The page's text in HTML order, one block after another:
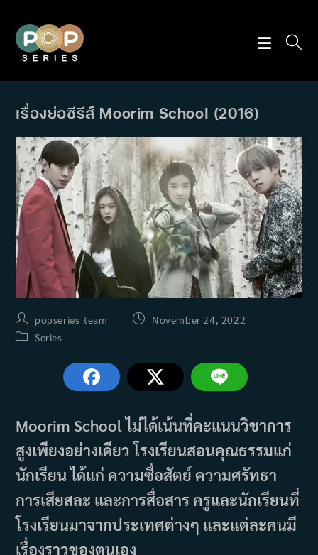
content
เรื่องย่อซีรีส์ Moorim School (2016)
Post
author:
popseries_team
PostNovember 24, 2022
PostSeries
Moorim School ไม่ได้เน้นที่คะแนนวิชาการ
สูงเพียงอย่างเดียว โรงเรียนสอนคุณธรรมแก่
นักเรียน ได้แก่ ความซื่อสัตย์ ความศรัทธา
การเสียสละ และการสื่อสาร ครูและนักเรียนที่
โรงเรียนมาจากประเทศต่างๆ และแต่ละคนมี
เรื่องราวของตนเอง